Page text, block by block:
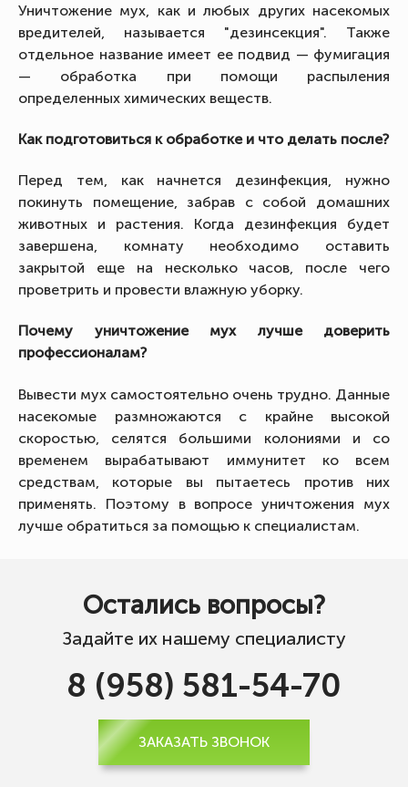
Уничтожение мух, как и любых других насекомых
вредителей, называется "дезинсекция". Также
отдельное название имеет ее подвид — фумигация
— обработка при помощи распыления
определенных химических веществ.
Как подготовиться к обработке и что делать после?
Перед тем, как начнется дезинфекция, нужно
покинуть помещение, забрав с собой домашних
животных и растения. Когда дезинфекция будет
завершена, комнату необходимо оставить
закрытой еще на несколько часов, после чего
проветрить и провести влажную уборку.
Почему уничтожение мух лучше доверить
профессионалам?
Вывести мух самостоятельно очень трудно. Данные
насекомые размножаются с крайне высокой
скоростью, селятся большими колониями и со
временем вырабатывают иммунитет ко всем
средствам, которые вы пытаетесь против них
применять. Поэтому в вопросе уничтожения мух
лучше обратиться за помощью к специалистам.
Остались вопросы?
Задайте их нашему специалисту
8 (958) 581-54-70
ЗАКАЗАТЬ ЗВОНОК